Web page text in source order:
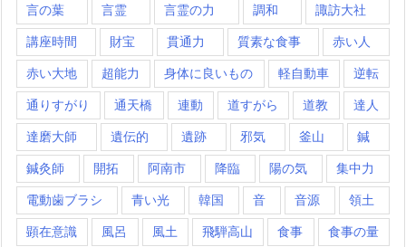
言の葉 言霊 言霊の力 調和 諏訪大社
講座時間 財宝 貫通力 質素な食事 赤い人
赤い大地 超能力 身体に良いもの 軽自動車 逆転
通りすがり 通天橋 連動 道すがら 道教 達人
達磨大師 遺伝的 遺跡 邪気 釜山 鍼
鍼灸師 開拓 阿南市 降臨 陽の気 集中力
電動歯ブラシ 青い光 韓国 音 音源 領土
顕在意識 風呂 風土 飛騨高山 食事 食事の量